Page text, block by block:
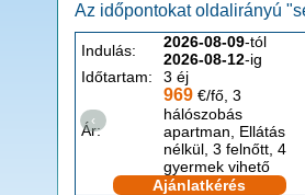
Az időpontokat oldalirányú
Indulás: 2026-08-09-tól
2026-08-12-ig
Időtartam:
3 éj
Ár:
969 €/fő, 3
hálószobás
apartman, Ellátás
nélkül, 3 felnőtt, 4
gyermek vihető
Ajánlatkérés
‹